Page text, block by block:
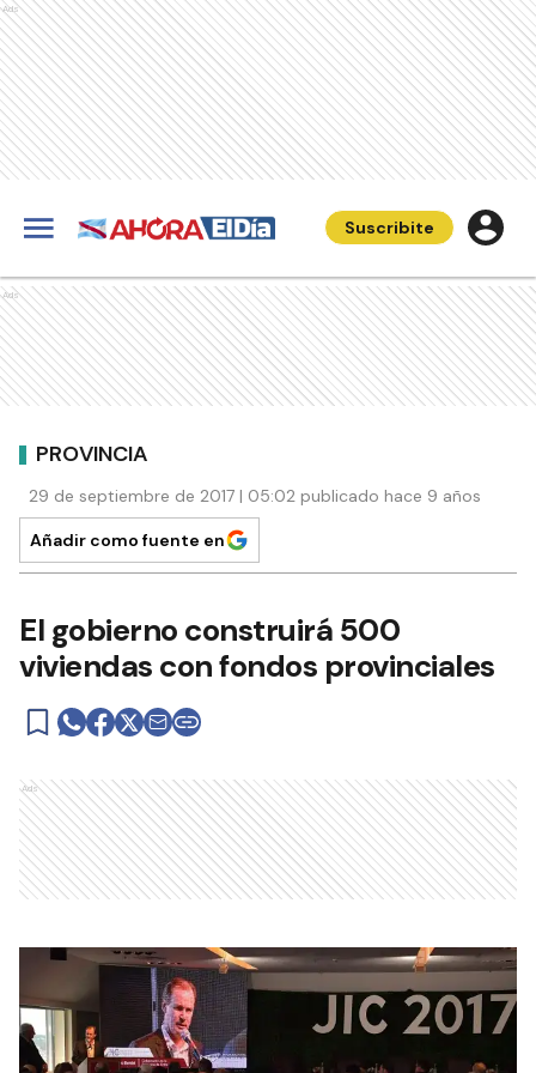
Ads
Suscribite
Ads
PROVINCIA
29 de septiembre de 2017 | 05:02 publicado hace 9 años
Añadir como fuente en
El gobierno construirá 500
viviendas con fondos provinciales
Ads